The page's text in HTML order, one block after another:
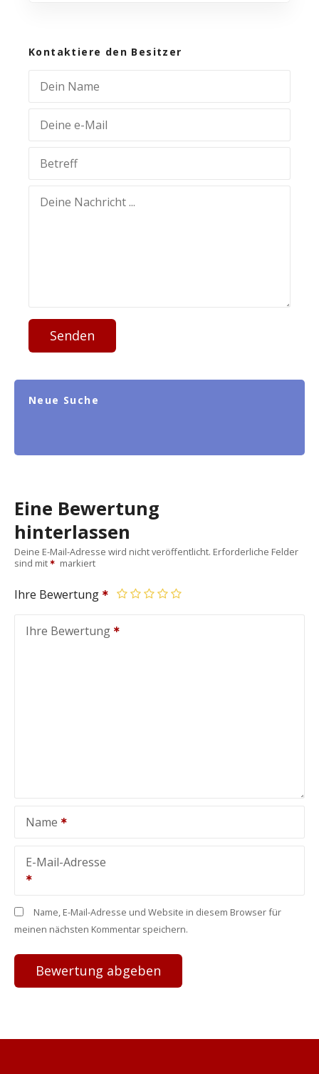
Kontaktiere den Besitzer
Senden
Neue Suche
Eine Bewertung
hinterlassen
Deine E-Mail-Adresse wird nicht veröffentlicht. Erforderliche Felder
sind mit
markiert
Ihre Bewertung
Ihre Bewertung
Name
E-Mail-Adresse
Name, E-Mail-Adresse und Website in diesem Browser für
meinen nächsten Kommentar speichern.